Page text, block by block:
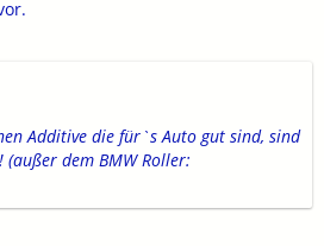
Additive die für`s Auto gut sind, sind
dem BMW Roller: